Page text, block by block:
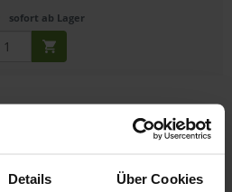
Details Über Cookies
sofort ab Lager